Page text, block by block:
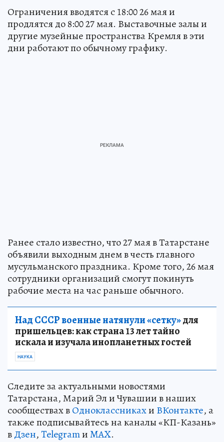
Ограничения вводятся с 18:00 26 мая и
продлятся до 8:00 27 мая. Выставочные залы и
другие музейные пространства Кремля в эти
дни работают по обычному графику.
Ранее стало известно, что 27 мая в Татарстане
объявили выходным днем в честь главного
мусульманского праздника. Кроме того, 26 мая
сотрудники организаций смогут покинуть
рабочие места на час раньше обычного.
Над СССР военные натянули «сетку»для
пришельцев: как страна 13 лет тайно
искала и изучала инопланетных гостей
НАУКА
Следите за актуальными новостями
Татарстана, Марий Эл и Чувашии в наших
сообществах вОдноклассникахи ВКонтакте, а
также подписывайтесь на каналы «КП-Казань»
вДзен,TelegramиMAX.